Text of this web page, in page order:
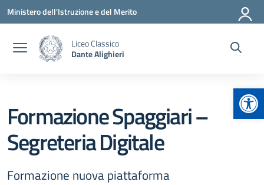
Vai ai contenuti
Vai al menu di navigazione
Vai al footer
Ministero dell'Istruzione e del Merito
Liceo Classico
Dante Alighieri
Formazione Spaggiari –
Segreteria Digitale
Formazione nuova piattaforma